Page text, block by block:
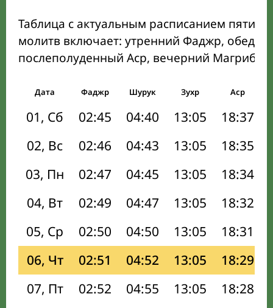
Таблица с актуальным расписанием пяти
молитв включает: утренний Фаджр,
послеполуденный Аср, вечерний Магриб
Дата Фаджр Шурук Зухр Аср
01, Сб 02:45 04:40 13:05 18:37
02, Вс
02:46 04:43 13:05 18:35
03, Пн
02:47 04:45 13:05 18:34
04, Вт
02:49 04:47 13:05 18:32
05, Ср
02:50 04:50 13:05 18:31
06, Чт
02:51 04:52 13:05 18:29
07, Пт
02:52 04:55 13:05 18:28